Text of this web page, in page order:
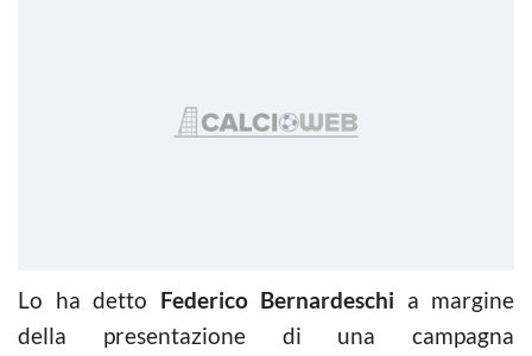
Lo ha detto Federico Bernardeschi a margine
della presentazione di una campagna